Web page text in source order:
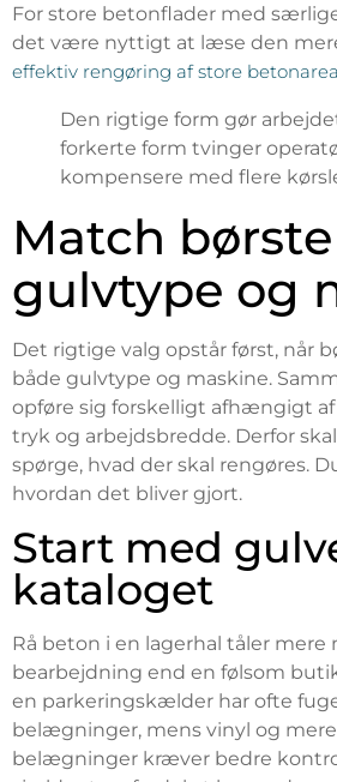
For store betonflader med
det være nyttigt at læse den
effektiv rengøring af store
Den rigtige form gør
forkerte form tvinger
kompensere med flere
Match
gulvtype og
Det rigtige valg opstår først, når
både gulvtype og maskine.
opføre sig forskelligt afhængigt
tryk og arbejdsbredde. Derfor
spørge, hvad der skal rengøres.
hvordan det bliver gjort.
Start med
kataloget
Rå beton i en lagerhal tåler mere
bearbejdning end en følsom
en parkeringskælder har ofte
belægninger, mens vinyl og
belægninger kræver bedre